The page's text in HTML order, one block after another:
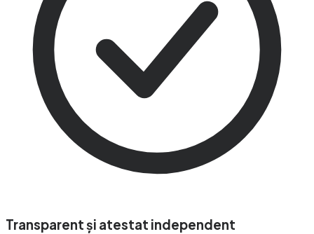
Transparent și atestat independent